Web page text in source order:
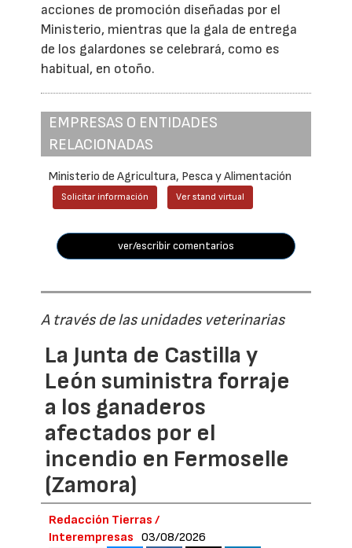
acciones de promoción diseñadas por el
Ministerio, mientras que la gala de entrega
de los galardones se celebrará, como es
habitual, en otoño.
EMPRESAS O ENTIDADES
RELACIONADAS
Ministerio de Agricultura, Pesca y Alimentación
Solicitar información Ver stand virtual
ver/escribir comentarios
A través de las unidades veterinarias
La Junta de Castilla y
León suministra forraje
a los ganaderos
afectados por el
incendio en Fermoselle
(Zamora)
Redacción Tierras /
Interempresas
03/08/2026